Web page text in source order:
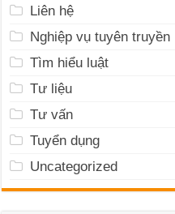
Liên hệ
Nghiệp vụ tuyên truyền
Tìm hiểu luật
Tư liệu
Tư vấn
Tuyển dụng
Uncategorized